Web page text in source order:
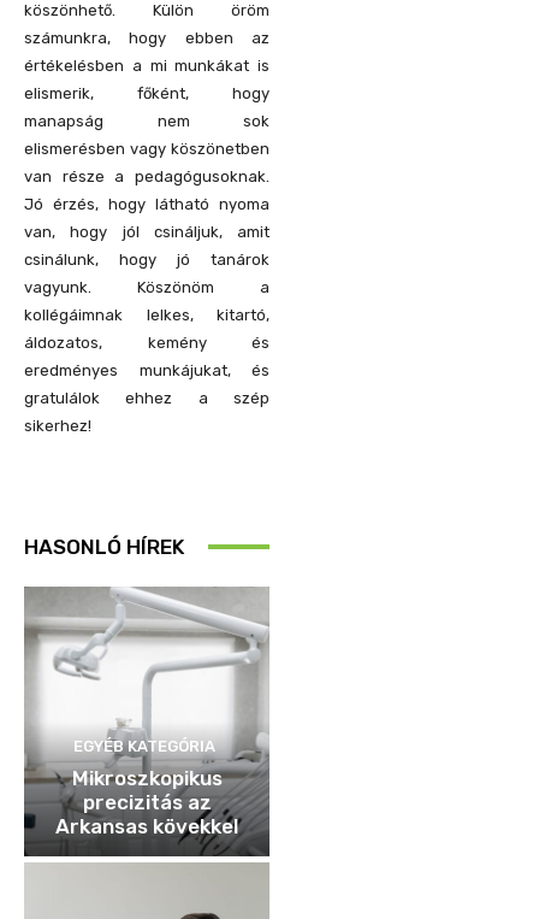
köszönhető. Külön öröm
számunkra, hogy ebben az
értékelésben a mi munkákat is
elismerik, főként, hogy
manapság nem sok
elismerésben vagy köszönetben
van része a pedagógusoknak.
Jó érzés, hogy látható nyoma
van, hogy jól csináljuk, amit
csinálunk, hogy jó tanárok
vagyunk. Köszönöm a
kollégáimnak lelkes, kitartó,
áldozatos, kemény és
eredményes munkájukat, és
gratulálok ehhez a szép
sikerhez!
HASONLÓ HÍREK
EGYÉB KATEGÓRIA
Mikroszkopikus
precizitás az
Arkansas kövekkel